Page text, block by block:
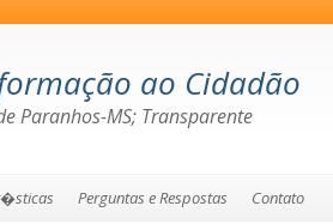
ao Cidadão
Paranhos-MS; Transparente
Perguntas e Respostas Contato